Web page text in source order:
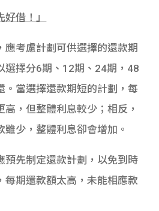
好借！」
應考慮計劃可供選擇的還款期
選擇分6期、12期、24期，48
。當選擇還款期短的計劃，每
，但整體利息較少；相反，
少，整體利息卻會增加。
預先制定還款計劃，以免到時
每期還款額太高，未能相應款